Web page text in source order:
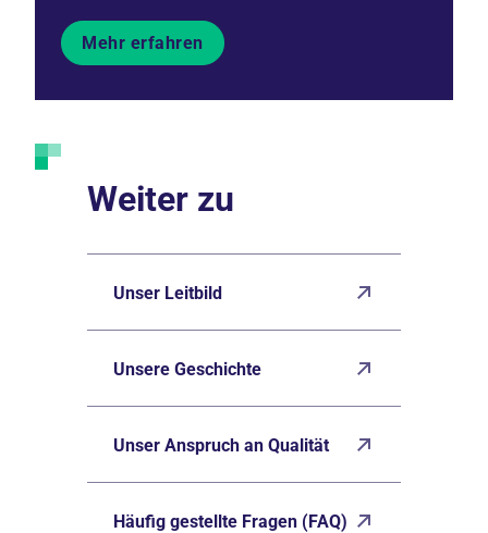
Mehr erfahren
Weiter zu
Unser Leitbild
Unsere Geschichte
Unser Anspruch an Qualität
Häufig gestellte Fragen (FAQ)